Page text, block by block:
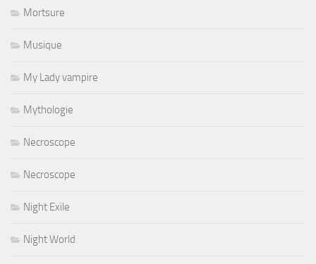
Mortsure
Musique
My Lady vampire
Mythologie
Necroscope
Necroscope
Night Exile
Night World